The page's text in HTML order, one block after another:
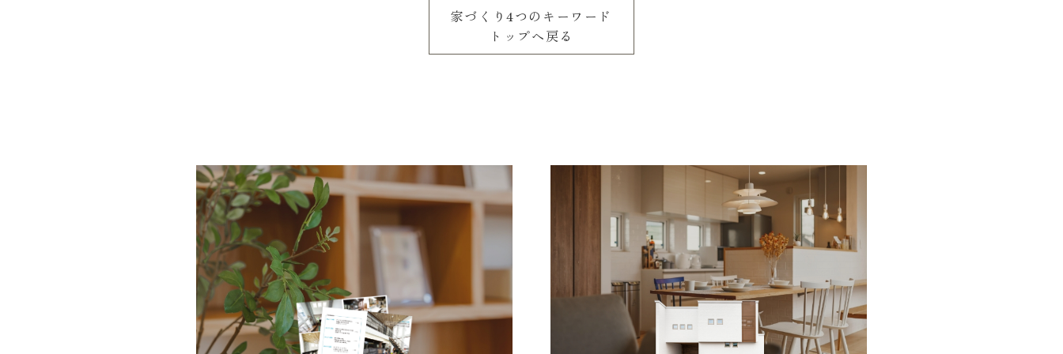
家づくり4つのキーワード
トップへ戻る